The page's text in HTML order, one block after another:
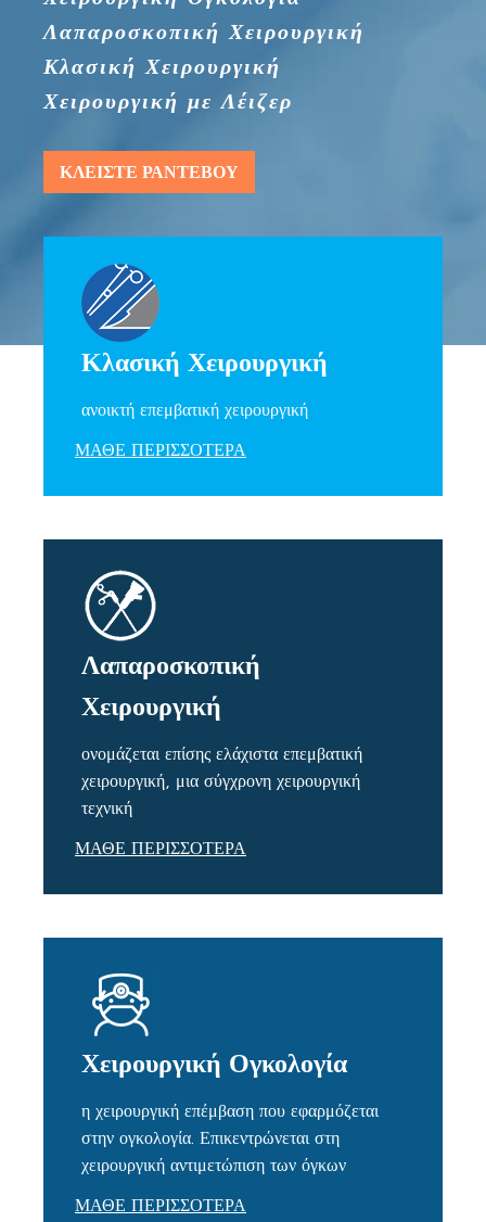
Λαπαροσκοπική Χειρουργική
Κλασική Χειρουργική
Χειρουργική με Λέιζερ
ΚΛΕΙΣΤΕ ΡΑΝΤΕΒΟΥ
Κλασική Χειρουργική
ανοικτή επεμβατική χειρουργική
ΜΑΘΕ ΠΕΡΙΣΣΟΤΕΡΑ
Λαπαροσκοπική
Χειρουργική
ονομάζεται επίσης ελάχιστα επεμβατική
χειρουργική, μια σύγχρονη χειρουργική
τεχνική
ΜΑΘΕ ΠΕΡΙΣΣΟΤΕΡΑ
Χειρουργική Ογκολογία
η χειρουργική επέμβαση που εφαρμόζεται
στην ογκολογία. Επικεντρώνεται στη
χειρουργική αντιμετώπιση των όγκων
ΜΑΘΕ ΠΕΡΙΣΣΟΤΕΡΑ